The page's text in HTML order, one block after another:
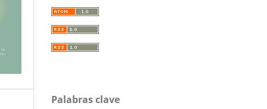
Palabras clave